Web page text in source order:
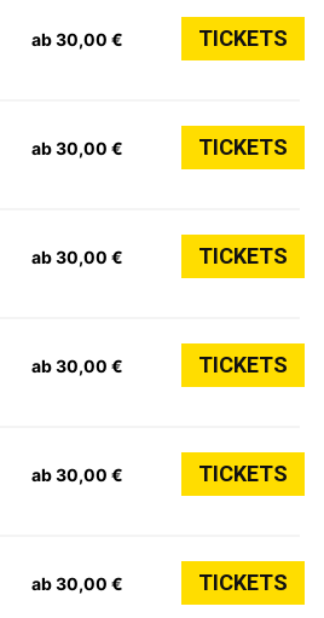
ab 30,00 € TICKETS
ab 30,00 € TICKETS
ab 30,00 € TICKETS
ab 30,00 € TICKETS
ab 30,00 € TICKETS
ab 30,00 € TICKETS